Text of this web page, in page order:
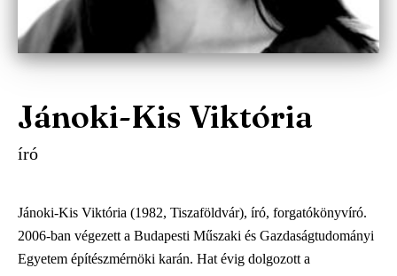
Jánoki-Kis Viktória
író
Jánoki-Kis Viktória (1982, Tiszaföldvár), író, forgatókönyvíró.
2006-ban végezett a Budapesti Műszaki és Gazdaságtudományi
Egyetem építészmérnöki karán. Hat évig dolgozott a